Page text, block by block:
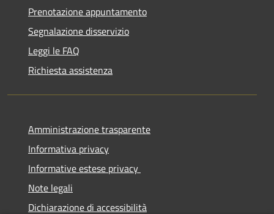
Prenotazione appuntamento
Segnalazione disservizio
Leggi le FAQ
Richiesta assistenza
Amministrazione trasparente
Informativa privacy
Informative estese privacy
Note legali
Dichiarazione di accessibilità